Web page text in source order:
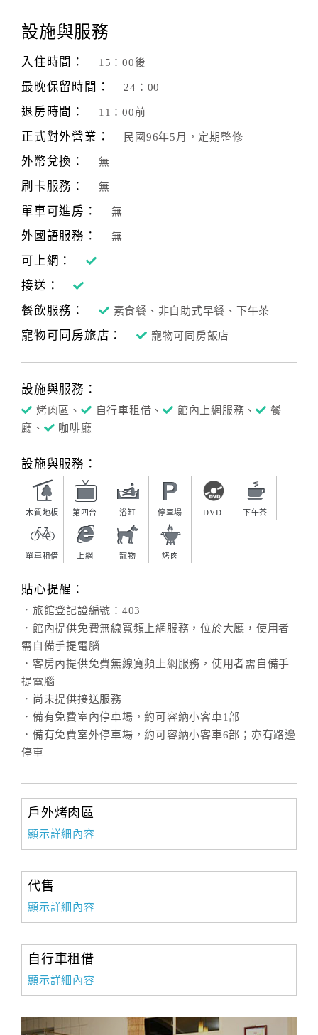
設施與服務
入住時間： 15：00後
最晚保留時間： 24：00
退房時間： 11：00前
正式對外營業： 民國96年5月，定期整修
外幣兌換： 無
刷卡服務： 無
單車可進房： 無
外國語服務： 無
可上網：
接送：
餐飲服務：
素食餐、非自助式早餐、下午茶
寵物可同房旅店： 寵物可同房飯店
設施與服務：
烤肉區、 自行車租借、 館內上網服務、
餐
廳、
咖啡廳
設施與服務：
木質地板 第四台 浴缸 停車場 DVD 下午茶
單車租借 上網 寵物 烤肉
貼心提醒：
．旅館登記證編號：403
．館內提供免費無線寬頻上網服務，位於大廳，使用者
需自備手提電腦
．客房內提供免費無線寬頻上網服務，使用者需自備手
提電腦
．尚未提供接送服務
．備有免費室內停車場，約可容納小客車1部
．備有免費室外停車場，約可容納小客車6部；亦有路邊
停車
戶外烤肉區
顯示詳細內容
代售
顯示詳細內容
自行車租借
顯示詳細內容